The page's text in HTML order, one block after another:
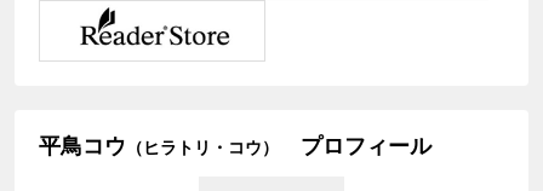
平鳥コウ （ヒラトリ・コウ） プロフィール